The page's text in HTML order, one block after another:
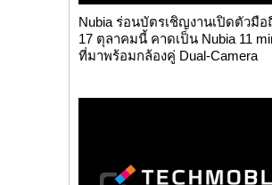
Nubia ร่อนบัตรเชิญงานเปิดตัวมือ
17 ตุลาคมนี้ คาดเป็น Nubia 11
ที่มาพร้อมกล้องคู่ Dual-Camera